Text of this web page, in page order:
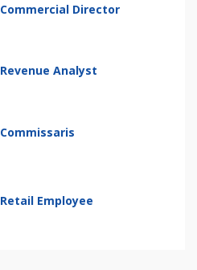
Commercial Director
Revenue Analyst
Commissaris
Retail Employee